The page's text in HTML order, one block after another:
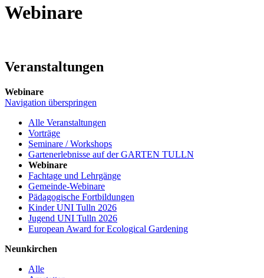
Webinare
Veranstaltungen
Webinare
Navigation überspringen
Alle Veranstaltungen
Vorträge
Seminare / Workshops
Gartenerlebnisse auf der GARTEN TULLN
Webinare
Fachtage und Lehrgänge
Gemeinde-Webinare
Pädagogische Fortbildungen
Kinder UNI Tulln 2026
Jugend UNI Tulln 2026
European Award for Ecological Gardening
Neunkirchen
Alle